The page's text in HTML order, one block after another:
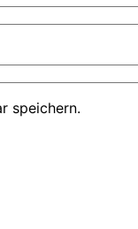
speichern.